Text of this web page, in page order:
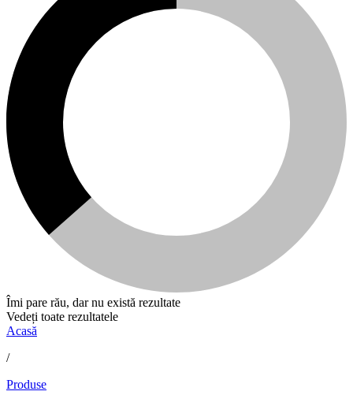
Îmi pare rău, dar nu există rezultate
Vedeți toate rezultatele
Acasă
/
Produse